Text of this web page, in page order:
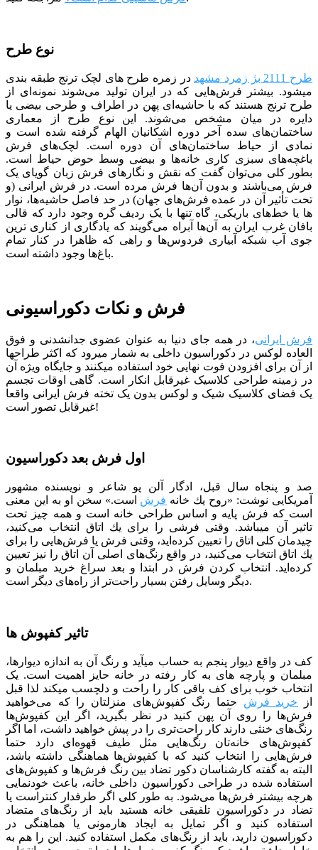
نوع طرح
طرح 2111 بژ زمرد مشهد
در زمره طرح های لچک ترنج طبقه بندی
می­شود. بیشتر فرش‌هایی که در ایران تولید می‌شوند نمونه‌ای از
طرح ترنج هستند که با حاشیه‌ای پهن در اطراف و طرحی بیضی یا
دایره در میان مشخص می‌شوند. این نوع طرح از معماری
ساختمان‌های سده آخر دوره اشکانیان الهام گرفته شده است و
نمادی از حیاط ساختمان‌های آن دوره است. لچک‌های فرش
باغچه‌های سبزی کاری خانه‌ها و بیضی وسط حوض حیاط است.
بطور کلی می‌توان گفت که نقش و نگارهای فرش زبان گویای یک
فرش می‌باشند و بدون آن‌ها فرش مرده است. در فرش ایرانی (و
تحت تأثیر آن در عمده فرش‌های جهان) در حد فاصل حاشیه‌ها، نوار
ها یا خط‌های باریکی، ‌گاه تنها با یک ردیف گره وجود دارد که قالی
بافان غرب ایران به آن‌ها آبراه می‌گویند که یادگاری از کناری ترین
جوی آب شبکه‌ آبیاری فردوس‌ها و راهی که ظاهرا در کنار تمام
باغ‌ها وجود داشته است.
فرش و نکات دکوراسیونی
فرش ایرانی، در همه جای دنیا به عنوان عضوی جدانشدنی و فوق
العاده لوکس در دکوراسیون داخلی به شمار میرود که اکثر طراح­ها
از آن برای افزودن فوت نهایی خود استفاده می­کنند و جایگاه ویژه آن
در زمینه طراحی کلاسیک غیرقابل انکار است. گاهی اوقات تجسم
یک فضای کلاسیک شیک و لوکس بدون یک تخته فرش ایرانی واقعا
غیرقابل تصور است!
اول فرش بعد دکوراسیون
صد و پنجاه سال قبل، ادگار آلن پو شاعر و نویسنده مشهور
آمریکایی نوشت: «روح یك خانه فرش است.» سخن او به این معنی
است كه فرش پایه و اساس طراحی خانه است و همه چیز تحت
تاثیر آن می­باشد. وقتی فرشی را برای یك اتاق انتخاب می‌كنید،
چیدمان كلی اتاق را تعیین كرده‌اید، وقتی فرش یا فرش‌هایی را برای
یك اتاق انتخاب می‌كنید، در واقع رنگ‌های اصلی آن اتاق را نیز تعیین
كرده‌اید. انتخاب کردن فرش در ابتدا و بعد سراغ خرید مبلمان و
دیگر وسایل رفتن بسیار راحت‌تر از راه‌های دیگر است.
تاثیر کفپوش ها
کف در واقع دیوار پنجم به حساب می­آید و رنگ آن به اندازه دیوارها،
مبلمان و پارچه­ های به کار رفته در خانه حایز اهمیت است. یک
انتخاب خوب برای کف باقی کار را راحت و دلچسب می­کند لذا قبل
از خرید فرش حتما رنگ کفپوش‌های منزلتان را که می‌خواهید
فرش‌ها را روی آن پهن کنید در نظر بگیرید، اگر این کفپوش‌ها
رنگ‌های خنثی دارند کار راحت‌تری را در پیش خواهید داشت، اما اگر
کفپوش‌های خانه‌تان رنگ‌هایی مثل طیف قهوه‌ای دارد حتما
فرش‌هایی را انتخاب کنید که با کفپوش‌ها هماهنگی داشته باشد،
البته به گفته کارشناسان دکور تضاد بین رنگ فرش‌ها و کفپوش‌های
استفاده شده در طراحی دکوراسیون داخلی خانه، باعث خودنمایی
هرچه بیشتر فرش‌ها می‌شود. به طور کلی اگر طرفدار کنتراست یا
تضاد در دکوراسیون تلفیقی خانه هستید باید از رنگ‌های متضاد
استفاده کنید و اگر تمایل به ایجاد هارمونی یا هماهنگی در
دکوراسیون دارید، باید از رنگ‌های مکمل استفاده کنید. این را هم به